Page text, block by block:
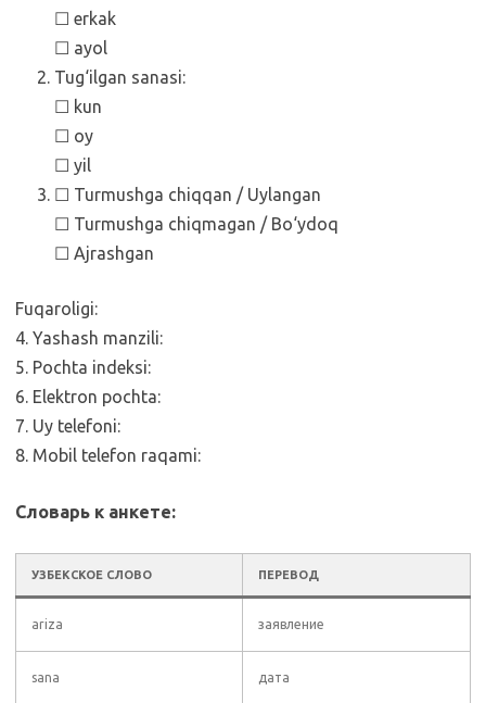
☐ erkak
☐ ayol
Tug‘ilgan sanasi:
☐ kun
☐ oy
☐ yil
☐ Turmushga chiqqan / Uylangan
☐ Turmushga chiqmagan / Bo‘ydoq
☐ Ajrashgan
Fuqaroligi:
4. Yashash manzili:
5. Pochta indeksi:
6. Elektron pochta:
7. Uy telefoni:
8. Mobil telefon raqami:
Словарь к анкете:
УЗБЕКСКОЕ СЛОВО ПЕРЕВОД
ariza заявление
sana дата